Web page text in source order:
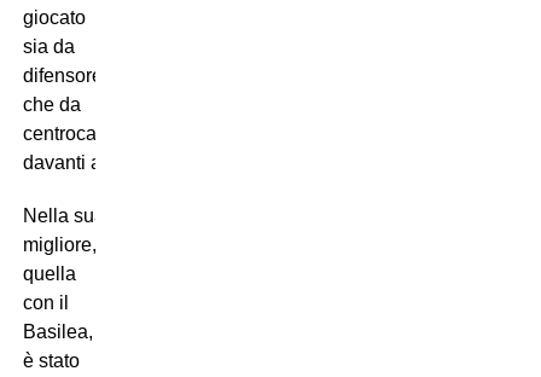
giocato
sia da
difensore
che da
centrocampista,
davanti alla difesa.
Nella sua stagione
migliore,
quella
con il
Basilea,
è stato